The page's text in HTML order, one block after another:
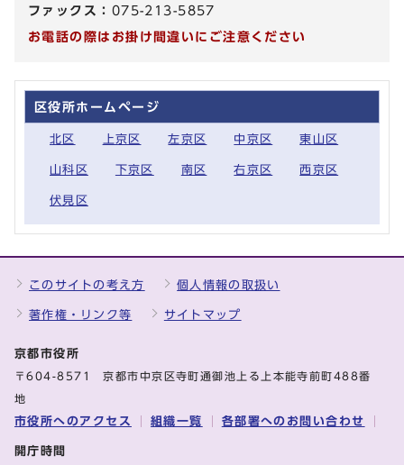
ファックス： 075-213-5857
お電話の際はお掛け間違いにご注意ください
区役所ホームページ
北区 上京区 左京区 中京区 東山区
山科区 下京区 南区 右京区 西京区
伏見区
このサイトの考え方 個人情報の取扱い
著作権・リンク等 サイトマップ
京都市役所
〒604-8571 京都市中京区寺町通御池上る上本能寺前町488番
地
市役所へのアクセス 組織一覧 各部署へのお問い合わせ
開庁時間